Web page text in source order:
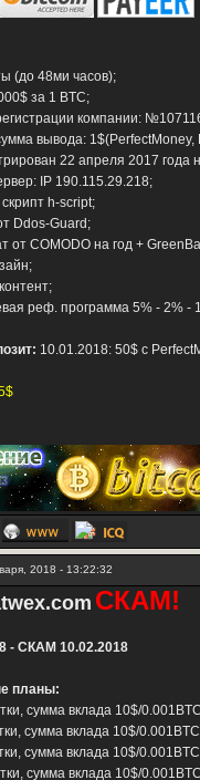
(до 48ми часов);
за 1 BTC;
компании:
вывода: 1$(PerfectMoney,
22 апреля 2017 года
IP 190.115.29.218;
h-script;
Ddos-Guard;
от COMODO на год +
реф. программа 5% - 2% -
10.01.2018: 50$ с
2018 - 13:22:32
СКАМ!
- СКАМ 10.02.2018
планы:
сумма вклада 10$/
сумма вклада 10$/
сумма вклада 10$/
сумма вклада 10$/